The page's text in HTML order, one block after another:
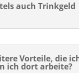
auch Trinkgeld
Vorteile, die
ich dort arbeite?